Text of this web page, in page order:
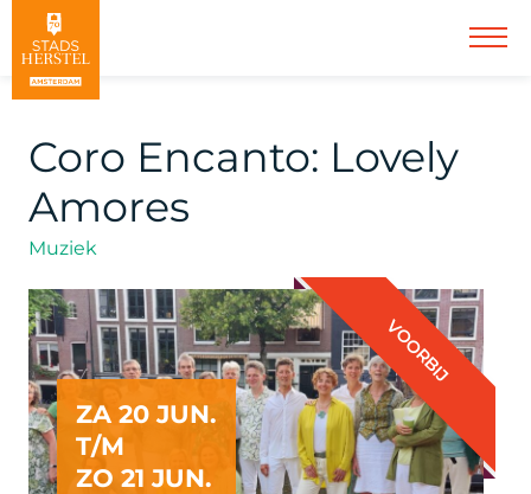
Coro Encanto: Lovely
Amores
Muziek
ZA 20 JUN.
T/M
ZO 21 JUN.
VOORBIJ